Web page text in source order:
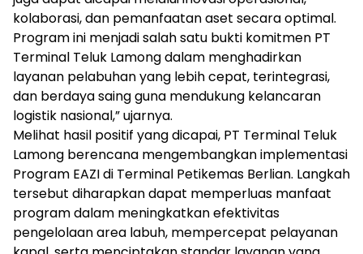
kolaborasi, dan pemanfaatan aset secara optimal.
Program ini menjadi salah satu bukti komitmen PT
Terminal Teluk Lamong dalam menghadirkan
layanan pelabuhan yang lebih cepat, terintegrasi,
dan berdaya saing guna mendukung kelancaran
logistik nasional,” ujarnya.
Melihat hasil positif yang dicapai, PT Terminal Teluk
Lamong berencana mengembangkan implementasi
Program EAZI di Terminal Petikemas Berlian. Langkah
tersebut diharapkan dapat memperluas manfaat
program dalam meningkatkan efektivitas
pengelolaan area labuh, mempercepat pelayanan